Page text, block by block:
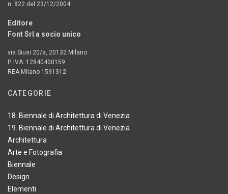
n. 822 del 23/12/2004
Editore
Font Srl a socio unico
via Siusi 20/a, 20132 Milano
P. IVA: 12840400159
REA Milano 1591312
CATEGORIE
18. Biennale di Architettura di Venezia
19. Biennale di Architettura di Venezia
Architettura
Arte e Fotografia
Biennale
Design
Elementi